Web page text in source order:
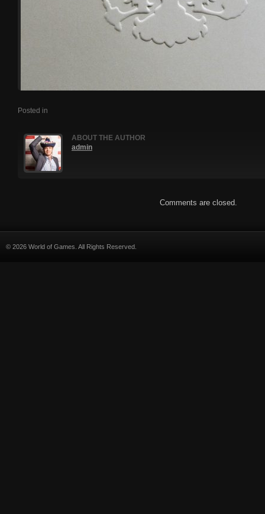
Posted in
ABOUT THE AUTHOR
admin
Comments are closed.
© 2026 World of Games. All Rights Reserved.